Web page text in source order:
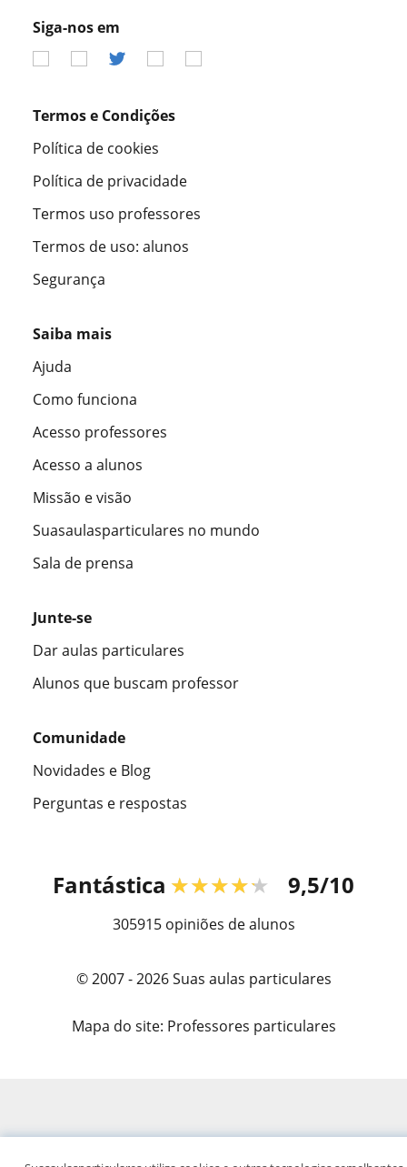
Siga-nos em
Termos e Condições
Política de cookies
Política de privacidade
Termos uso professores
Termos de uso: alunos
Segurança
Saiba mais
Ajuda
Como funciona
Acesso professores
Acesso a alunos
Missão e visão
Suasaulasparticulares no mundo
Sala de prensa
Junte-se
Dar aulas particulares
Alunos que buscam professor
Comunidade
Novidades e Blog
Perguntas e respostas
Fantástica ★★★★★ 9,5/10
305915 opiniões de alunos
© 2007 - 2026 Suas aulas particulares
Mapa do site: Professores particulares